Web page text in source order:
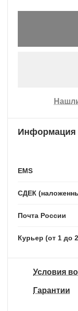
Информация
EMS
СДЕК
Почта России
Курьер (от 1 до
Условия
Гарантии